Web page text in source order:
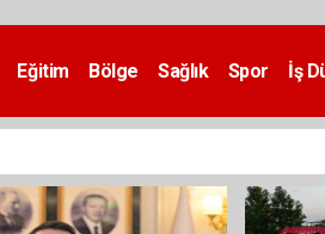
Eğitim Bölge Sağlık Spor İş